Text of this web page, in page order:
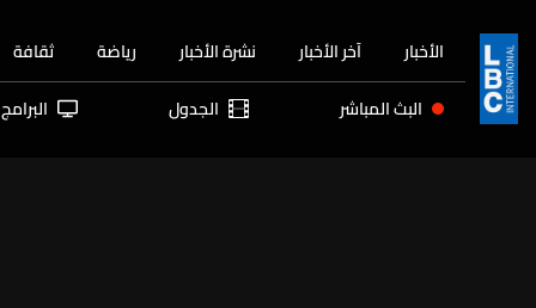
الأخبار آخر الأخبار نشرة الأخبار رياضة ثقافة
البث المباشر الجدول البرامج